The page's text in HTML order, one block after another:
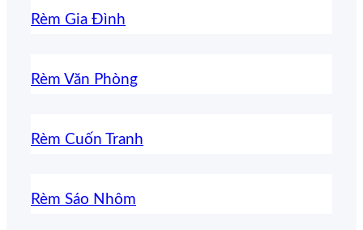
Rèm Gia Đình
Rèm Văn Phòng
Rèm Cuốn Tranh
Rèm Sáo Nhôm